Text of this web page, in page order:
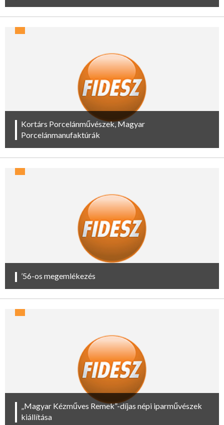
Kortárs Porcelánművészek, Magyar
Porcelánmanufaktúrák
’56-os megemlékezés
„Magyar Kézműves Remek”-díjas népi iparművészek
kiállítása